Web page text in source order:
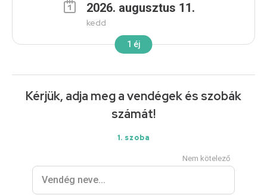
2026. augusztus 11.
kedd
1 éj
Kérjük, adja meg a vendégek és szobák
számát!
1. szoba
Nem kötelező